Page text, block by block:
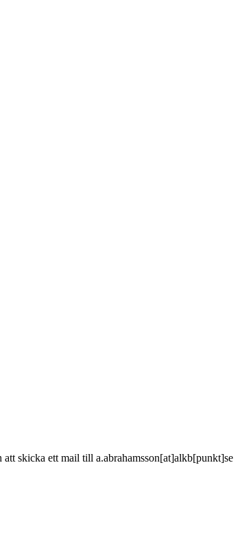
skicka ett mail till a.abrahamsson[at]alkb[punkt]se